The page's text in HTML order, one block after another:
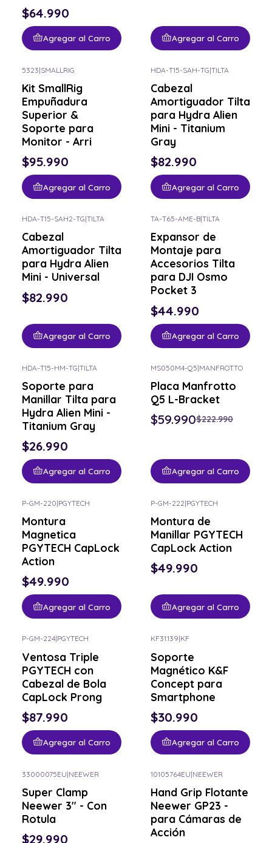
$64.990
Agregar al Carro Agregar al Carro
5323|SMALLRIG
Kit SmallRig
Empuñadura
Superior &
Soporte para
Monitor - Arri
$95.990
Agregar al Carro
HDA-T15-SAH-TG|TILTA
Cabezal
Amortiguador Tilta
para Hydra Alien
Mini - Titanium
Gray
$82.990
Agregar al Carro
HDA-T15-SAH2-TG|TILTA
Cabezal
Amortiguador Tilta
para Hydra Alien
Mini - Universal
$82.990
Agregar al Carro
TA-T65-AME-B|TILTA
Expansor de
Montaje para
Accesorios Tilta
para DJI Osmo
Pocket 3
$44.990
Agregar al Carro
HDA-T15-HM-TG|TILTA
Soporte para
Manillar Tilta para
Hydra Alien Mini -
Titanium Gray
$26.990
Agregar al Carro
MS050M4-Q5|MANFROTTO
Placa Manfrotto
Q5 L-Bracket
$59.990$222.990
Agregar al Carro
P-GM-220|PGYTECH
Montura
Magnetica
PGYTECH CapLock
Action
$49.990
Agregar al Carro
P-GM-222|PGYTECH
Montura de
Manillar PGYTECH
CapLock Action
$49.990
Agregar al Carro
P-GM-224|PGYTECH
Ventosa Triple
PGYTECH con
Cabezal de Bola
CapLock Prong
$87.990
Agregar al Carro
KF31.139|KF
Soporte
Magnético K&F
Concept para
Smartphone
$30.990
Agregar al Carro
33000075EU|NEEWER
Super Clamp
Neewer 3" - Con
Rotula
$29.990
10105764EU|NEEWER
Hand Grip Flotante
Neewer GP23 -
para Cámaras de
Acción